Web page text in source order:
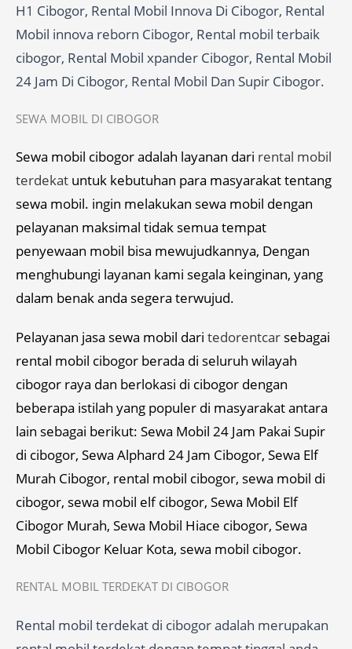
H1 Cibogor, Rental Mobil Innova Di Cibogor, Rental
Mobil innova reborn Cibogor, Rental mobil terbaik
cibogor, Rental Mobil xpander Cibogor, Rental Mobil
24 Jam Di Cibogor, Rental Mobil Dan Supir Cibogor.
SEWA MOBIL DI CIBOGOR
Sewa mobil cibogor adalah layanan dari rental mobil
terdekat untuk kebutuhan para masyarakat tentang
sewa mobil. ingin melakukan sewa mobil dengan
pelayanan maksimal tidak semua tempat
penyewaan mobil bisa mewujudkannya, Dengan
menghubungi layanan kami segala keinginan, yang
dalam benak anda segera terwujud.
Pelayanan jasa sewa mobil dari tedorentcar sebagai
rental mobil cibogor berada di seluruh wilayah
cibogor raya dan berlokasi di cibogor dengan
beberapa istilah yang populer di masyarakat antara
lain sebagai berikut: Sewa Mobil 24 Jam Pakai Supir
di cibogor, Sewa Alphard 24 Jam Cibogor, Sewa Elf
Murah Cibogor, rental mobil cibogor, sewa mobil di
cibogor, sewa mobil elf cibogor, Sewa Mobil Elf
Cibogor Murah, Sewa Mobil Hiace cibogor, Sewa
Mobil Cibogor Keluar Kota, sewa mobil cibogor.
RENTAL MOBIL TERDEKAT DI CIBOGOR
Rental mobil terdekat di cibogor adalah merupakan